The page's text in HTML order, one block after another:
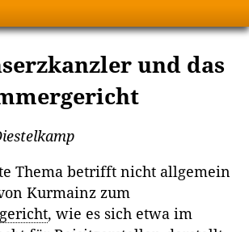
und das
Thema betrifft nicht allgemein
Kurmainz zum
, wie es sich etwa im